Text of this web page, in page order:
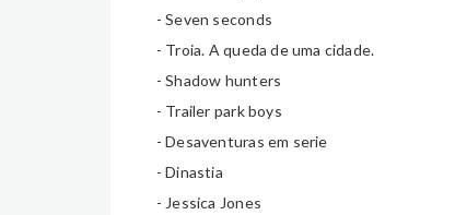
- Seven seconds
- Troia. A queda de uma cidade.
- Shadow hunters
- Trailer park boys
- Desaventuras em serie
- Dinastia
- Jessica Jones